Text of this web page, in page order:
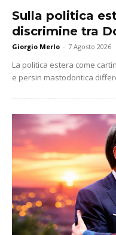
Sulla politica
discrimine tra
Giorgio Merlo - 7 Agosto 2026
La politica estera come
e persin mastodontica